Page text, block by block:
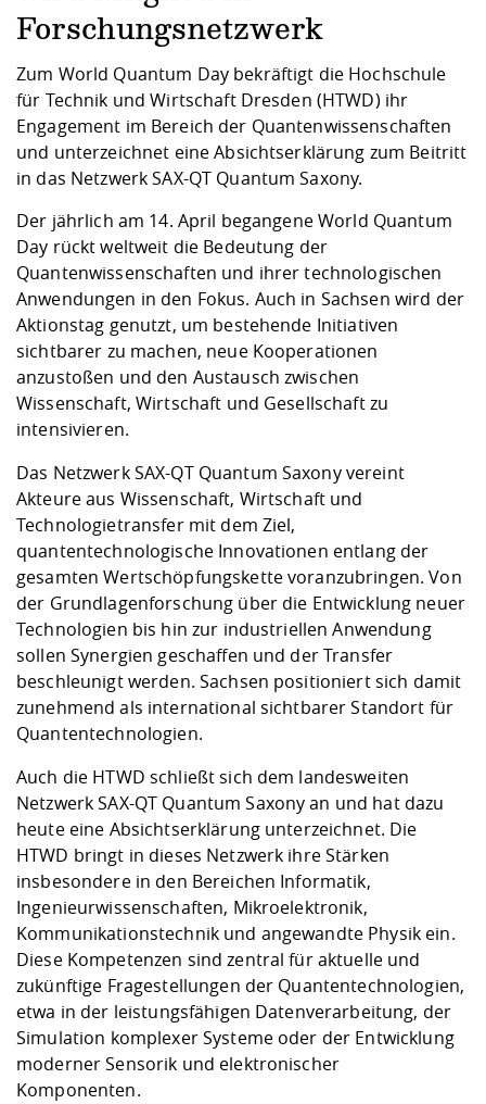
physik
circumstances
Career Service
Teaching,
abroad
Downloads
University
Management
Climate and
Protection
Friends
Representations
Agriculture/
mistry
Mechanical
Contact and approach
Quality Assurance
Forschungsnetzwerk
Zum World Quantum Day bekräftigt die Hochschule
für Technik und Wirtschaft Dresden (HTWD) ihr
Engagement im Bereich der Quantenwissenschaften
und unterzeichnet eine Absichtserklärung zum Beitritt
in das Netzwerk SAX-QT Quantum Saxony.
Der jährlich am 14. April begangene World Quantum
Day rückt weltweit die Bedeutung der
Quantenwissenschaften und ihrer technologischen
Anwendungen in den Fokus. Auch in Sachsen wird der
Aktionstag genutzt, um bestehende Initiativen
sichtbarer zu machen, neue Kooperationen
anzustoßen und den Austausch zwischen
Wissenschaft, Wirtschaft und Gesellschaft zu
intensivieren.
Das Netzwerk SAX-QT Quantum Saxony vereint
Akteure aus Wissenschaft, Wirtschaft und
Technologietransfer mit dem Ziel,
quantentechnologische Innovationen entlang der
gesamten Wertschöpfungskette voranzubringen. Von
der Grundlagenforschung über die Entwicklung neuer
Technologien bis hin zur industriellen Anwendung
sollen Synergien geschaffen und der Transfer
beschleunigt werden. Sachsen positioniert sich damit
zunehmend als international sichtbarer Standort für
Quantentechnologien.
Auch die HTWD schließt sich dem landesweiten
Netzwerk SAX-QT Quantum Saxony an und hat dazu
heute eine Absichtserklärung unterzeichnet. Die
HTWD bringt in dieses Netzwerk ihre Stärken
insbesondere in den Bereichen Informatik,
Ingenieurwissenschaften, Mikroelektronik,
Kommunikationstechnik und angewandte Physik ein.
Diese Kompetenzen sind zentral für aktuelle und
zukünftige Fragestellungen der Quantentechnologien,
etwa in der leistungsfähigen Datenverarbeitung, der
Simulation komplexer Systeme oder der Entwicklung
moderner Sensorik und elektronischer
Komponenten.